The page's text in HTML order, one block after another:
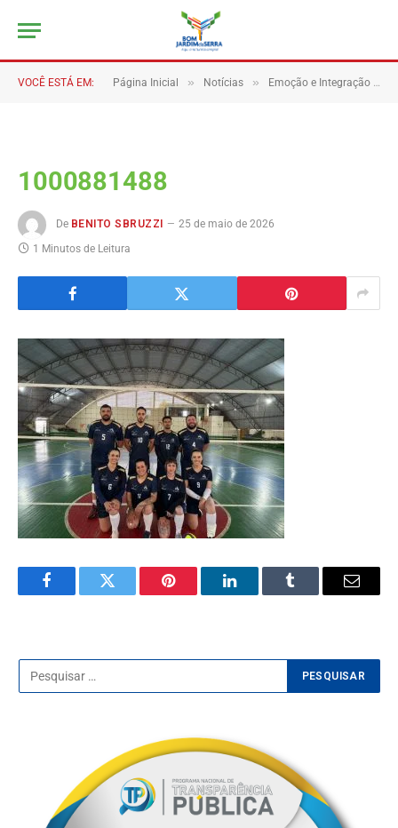
VOCÊ ESTÁ EM: Página Inicial » Notícias » Emoção e Integração Marcam o 1° Torneio de Vôlei Misto de Bom Jardim da Serra.
1000881488
De BENITO SBRUZZI
25 de maio de 2026
1 Minutos de Leitura
FacebookTwitter Pinterest LinkedInTumblr
E-